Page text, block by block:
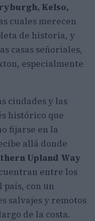
Kelso,
cuales merecen
de historia, y
casas señoriales,
especialmente
ciudades y las
histórico que
fijarse en la
allá donde
Upland Way
entre los
país, con un
salvajes y remotos
de la costa.